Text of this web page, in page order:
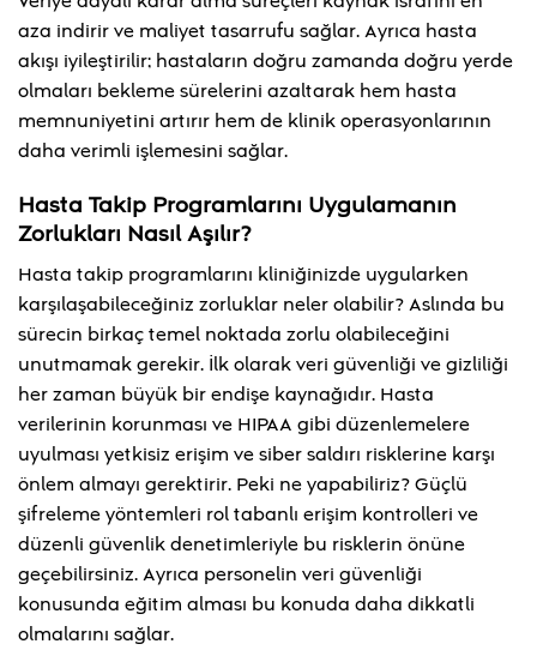
aza indirir ve maliyet tasarrufu sağlar. Ayrıca hasta
akışı iyileştirilir; hastaların doğru zamanda doğru yerde
olmaları bekleme sürelerini azaltarak hem hasta
memnuniyetini artırır hem de klinik operasyonlarının
daha verimli işlemesini sağlar.
Hasta Takip Programlarını Uygulamanın
Zorlukları Nasıl Aşılır?
Hasta takip programlarını kliniğinizde uygularken
karşılaşabileceğiniz zorluklar neler olabilir? Aslında bu
sürecin birkaç temel noktada zorlu olabileceğini
unutmamak gerekir. İlk olarak veri güvenliği ve gizliliği
her zaman büyük bir endişe kaynağıdır. Hasta
verilerinin korunması ve HIPAA gibi düzenlemelere
uyulması yetkisiz erişim ve siber saldırı risklerine karşı
önlem almayı gerektirir. Peki ne yapabiliriz? Güçlü
şifreleme yöntemleri rol tabanlı erişim kontrolleri ve
düzenli güvenlik denetimleriyle bu risklerin önüne
geçebilirsiniz. Ayrıca personelin veri güvenliği
konusunda eğitim alması bu konuda daha dikkatli
olmalarını sağlar.